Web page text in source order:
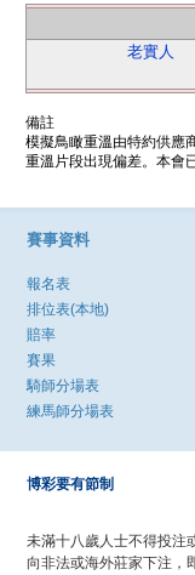
老實人
備註
模擬鳥瞰重溫由特約供應
重溫片段出現偏差。本會
賽事資料
報名表
排位表(本地)
賠率
賽果
騎師分場表
練馬師分場表
博彩要有節制
未滿十八歲人士不得投注
向非法或海外莊家下注，